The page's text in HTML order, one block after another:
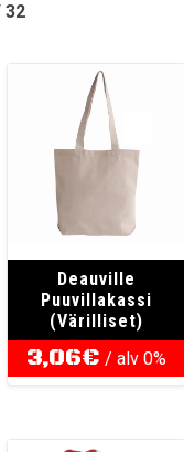
32
Deauville
Puuvillakassi
(Värilliset)
3,06€ / alv 0%